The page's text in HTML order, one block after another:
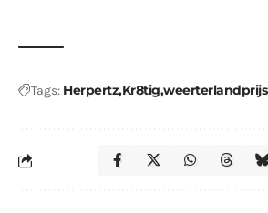
Tags: HerpertzKr8tig weerterlandprijs